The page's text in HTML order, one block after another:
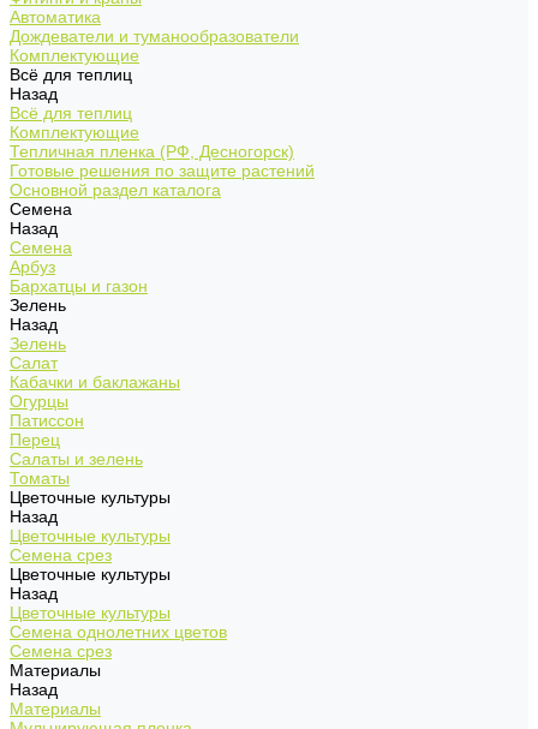
Автоматика
Дождеватели и туманообразователи
Комплектующие
Всё для теплиц
Назад
Всё для теплиц
Комплектующие
Тепличная пленка (РФ, Десногорск)
Готовые решения по защите растений
Основной раздел каталога
Семена
Назад
Семена
Арбуз
Бархатцы и газон
Зелень
Назад
Зелень
Салат
Кабачки и баклажаны
Огурцы
Патиссон
Перец
Салаты и зелень
Томаты
Цветочные культуры
Назад
Цветочные культуры
Семена срез
Цветочные культуры
Назад
Цветочные культуры
Семена однолетних цветов
Семена срез
Материалы
Назад
Материалы